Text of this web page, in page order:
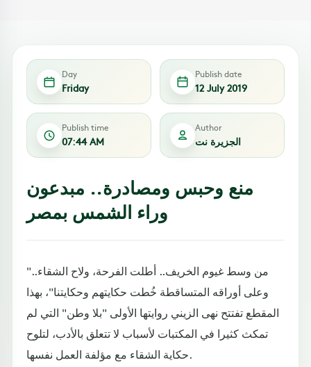
Day
Friday
Publish date
12 July 2019
Publish time
07:44 AM
Author
الجزيرة نت
منع وحبس ومصادرة.. مبدعون
وراء الشمس بمصر
"من وسط غيوم الخريف.. أطلت الفرحة، ولاح الشقاء..
وعلى أوراقه المتساقطة خُطت حكايتهم وحكايتنا"، بهذا
المقطع تفتتح نهى الزيني روايتها الأولى "بلا وطن" التي لم
تمكث كثيرا في المكتبات لأسباب لا تتعلق بالأدب، لتلوح
حكاية الشقاء مع مؤلفة العمل نفسها.